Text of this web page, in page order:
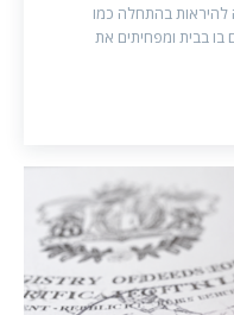
להיראות בהתחלה כמו
בבית ומפחיתים את